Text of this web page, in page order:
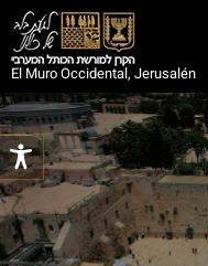
El Muro Occidental, Jerusalén